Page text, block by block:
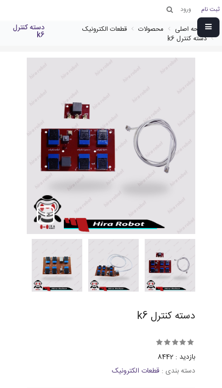
ثبت نام ورود
صفحه اصلی محصولات
قطعات الکترونیک
دسته کنترل k6
دسته کنترل
k6
دسته کنترل k6
بازدید : 8442
دسته بندی : قطعات الکترونیک